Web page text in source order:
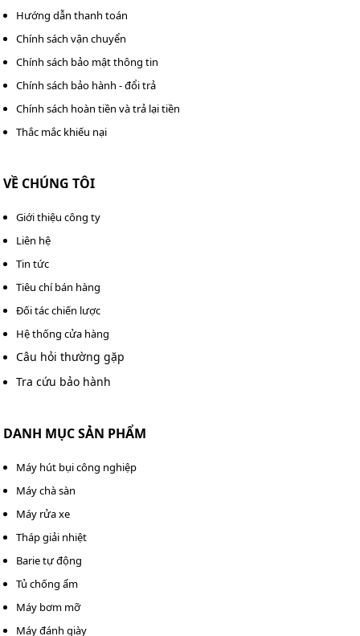
Bên cạnh đó, xe được trang bị thùng rác dung tích 180L
giúp hạn chế việc phải dừng máy để đổ rác nhiều lần.
Thùng nước 100L sẽ hỗ trợ phun ẩm, hạn chế bụi phát
tán trong quá trình quét
Sự kết hợp giữa bề rộng quét lớn và thùng chứa dung
tích cao giúp xe vận hành liên tục, liền mạch và ổn định
trong các môi trường làm việc cường độ cao.
Hệ thống động cơ điện mạnh mẽ, quét sạch
từ trung tâm đến mép sàn
DQC - Tech 10F sử dụng hệ thống động cơ điện đồng bộ,
đảm bảo khả năng vận hành bền bỉ và ổn định:
Motor lái 1500W: Giúp xe di chuyển mạnh mẽ, linh
hoạt kể cả khi thùng rác đầy.
Hướng dẫn thanh toán
Chính sách vận chuyển
Chính sách bảo mật thông tin
Chính sách bảo hành - đổi trả
Chính sách hoàn tiền và trả lại tiền
Thắc mắc khiếu nại
VỀ CHÚNG TÔI
Giới thiệu công ty
Liên hệ
Tin tức
Tiêu chí bán hàng
Đối tác chiến lược
Hệ thống cửa hàng
Câu hỏi thường gặp
Tra cứu bảo hành
DANH MỤC SẢN PHẨM
Máy hút bụi công nghiệp
Máy chà sàn
Máy rửa xe
Tháp giải nhiệt
Barie tự động
Tủ chống ẩm
Máy bơm mỡ
Máy đánh giày